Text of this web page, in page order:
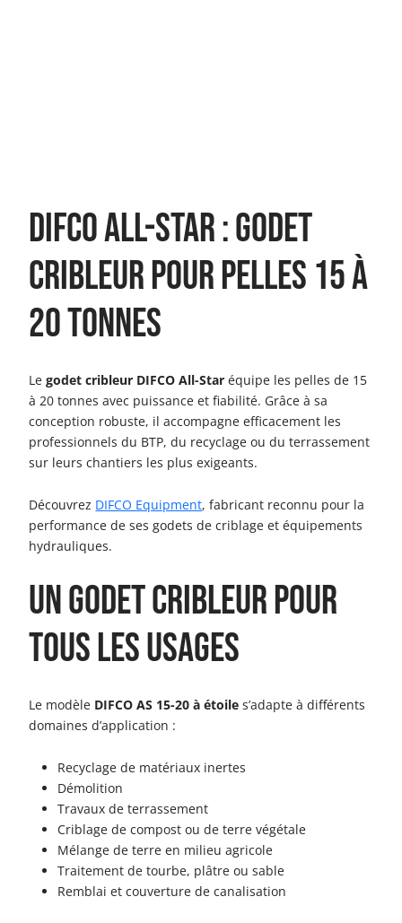
DIFCO All-Star : godet
cribleur pour pelles 15 à
20 tonnes
Legodet cribleur DIFCO All-Star équipe les pelles de 15
à 20 tonnes avec puissance et fiabilité. Grâce à sa
conception robuste, il accompagne efficacement les
professionnels du BTP, du recyclage ou du terrassement
sur leurs chantiers les plus exigeants.
Découvrez DIFCO Equipment, fabricant reconnu pour la
performance de ses godets de criblage et équipements
hydrauliques.
Un godet cribleur pour
tous les usages
Le modèle DIFCO AS 15-20 à étoile s’adapte à différents
domaines d’application :
Recyclage de matériaux inertes
Démolition
Travaux de terrassement
Criblage de compost ou de terre végétale
Mélange de terre en milieu agricole
Traitement de tourbe, plâtre ou sable
Remblai et couverture de canalisation